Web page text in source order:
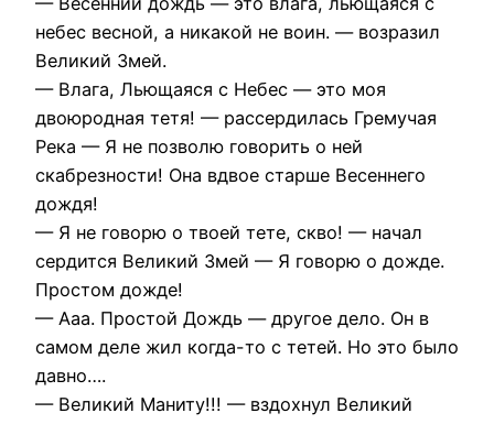
небес весной, а никакой не воин. — возразил
Великий Змей.
— Влага, Льющаяся с Небес — это моя
двоюродная тетя! — рассердилась Гремучая
Река — Я не позволю говорить о ней
скабрезности! Она вдвое старше Весеннего
дождя!
— Я не говорю о твоей тете, скво! — начал
сердится Великий Змей — Я говорю о дожде.
Простом дожде!
— Ааа. Простой Дождь — другое дело. Он в
самом деле жил когда-то с тетей. Но это было
давно….
— Великий Маниту!!! — вздохнул Великий